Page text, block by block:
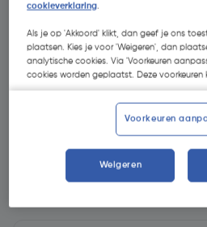
€ 1,82| Excl. btw € 1,50
cookieverklaring.
Als je op 'Akkoord' klikt, dan geef je ons
plaatsen. Kies je voor 'Weigeren', dan
analytische cookies. Via 'Voorkeuren
cookies worden geplaatst. Deze voorkeuren
Voorkeuren
Weigeren